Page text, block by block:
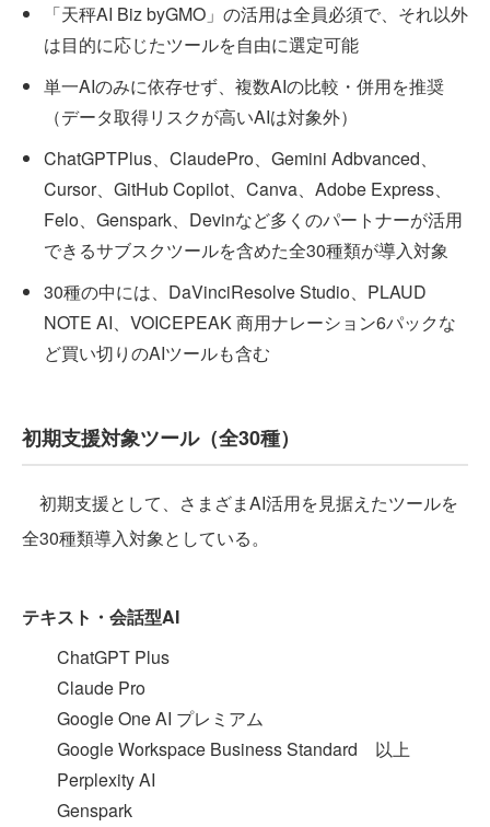
「天秤AI Biz byGMO」の活用は全員必須で、それ以外
は目的に応じたツールを自由に選定可能
単一AIのみに依存せず、複数AIの比較・併用を推奨
（データ取得リスクが高いAIは対象外）
ChatGPTPlus、ClaudePro、Gemini Adbvanced、
Cursor、GitHub Copilot、Canva、Adobe Express、
Felo、Genspark、Devinなど多くのパートナーが活用
できるサブスクツールを含めた全30種類が導入対象
30種の中には、DaVinciResolve Studio、PLAUD
NOTE AI、VOICEPEAK 商用ナレーション6パックな
ど買い切りのAIツールも含む
初期支援対象ツール（全30種）
初期支援として、さまざまAI活用を見据えたツールを
全30種類導入対象としている。
テキスト・会話型AI
ChatGPT Plus
Claude Pro
Google One AI プレミアム
Google Workspace Business Standard 以上
Perplexity AI
Genspark